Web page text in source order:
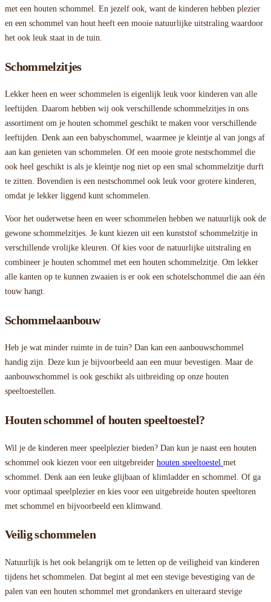
met een houten schommel. En jezelf ook, want de kinderen hebben plezier
en een schommel van hout heeft een mooie natuurlijke uitstraling waardoor
het ook leuk staat in de tuin.
Schommelzitjes
Lekker heen en weer schommelen is eigenlijk leuk voor kinderen van alle
leeftijden. Daarom hebben wij ook verschillende schommelzitjes in ons
assortiment om je houten schommel geschikt te maken voor verschillende
leeftijden. Denk aan een babyschommel, waarmee je kleintje al van jongs af
aan kan genieten van schommelen. Of een mooie grote nestschommel die
ook heel geschikt is als je kleintje nog niet op een smal schommelzitje durft
te zitten. Bovendien is een nestschommel ook leuk voor grotere kinderen,
omdat je lekker liggend kunt schommelen.
Voor het ouderwetse heen en weer schommelen hebben we natuurlijk ook de
gewone schommelzitjes. Je kunt kiezen uit een kunststof schommelzitje in
verschillende vrolijke kleuren. Of kies voor de natuurlijke uitstraling en
combineer je houten schommel met een houten schommelzitje. Om lekker
alle kanten op te kunnen zwaaien is er ook een schotelschommel die aan één
touw hangt.
Schommelaanbouw
Heb je wat minder ruimte in de tuin? Dan kan een aanbouwschommel
handig zijn. Deze kun je bijvoorbeeld aan een muur bevestigen. Maar de
aanbouwschommel is ook geschikt als uitbreiding op onze houten
speeltoestellen.
Houten schommel of houten speeltoestel?
Wil je de kinderen meer speelplezier bieden? Dan kun je naast een houten
schommel ook kiezen voor een uitgebreider houten speeltoestel met
schommel. Denk aan een leuke glijbaan of klimladder en schommel. Of ga
voor optimaal speelplezier en kies voor een uitgebreide houten speeltoren
met schommel en bijvoorbeeld een klimwand.
Veilig schommelen
Natuurlijk is het ook belangrijk om te letten op de veiligheid van kinderen
tijdens het schommelen. Dat begint al met een stevige bevestiging van de
palen van een houten schommel met grondankers en uiteraard stevige